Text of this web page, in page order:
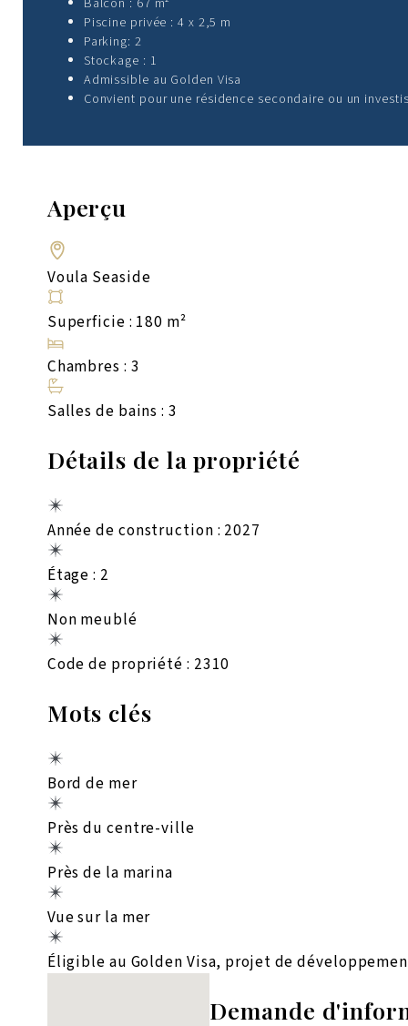
Piscine privée : 4 x 2,5 m
Parking: 2
Stockage : 1
Admissible au Golden Visa
Convient pour une résidence secondaire ou un
Aperçu
Voula Seaside
Superficie : 180 m²
Chambres : 3
Salles de bains : 3
Détails de la propriété
Année de construction : 2027
Étage : 2
Non meublé
Code de propriété : 2310
Mots clés
Bord de mer
Près du centre-ville
Près de la marina
Vue sur la mer
Éligible au Golden Visa, projet de
Demande